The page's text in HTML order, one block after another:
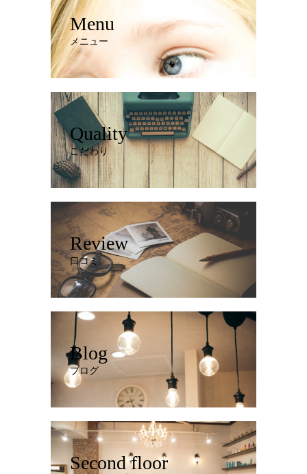
Menu
メニュー
Quality
こだわり
Review
口コミ
Blog
ブログ
Second floor